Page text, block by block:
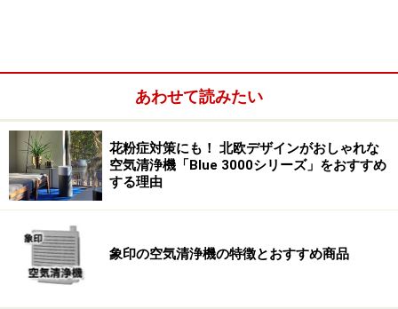
あわせて読みたい
花粉症対策にも！ 北欧デザインがおしゃれな
空気清浄機「Blue 3000シリーズ」をおすすめ
する理由
象印の空気清浄機の特徴とおすすめ商品